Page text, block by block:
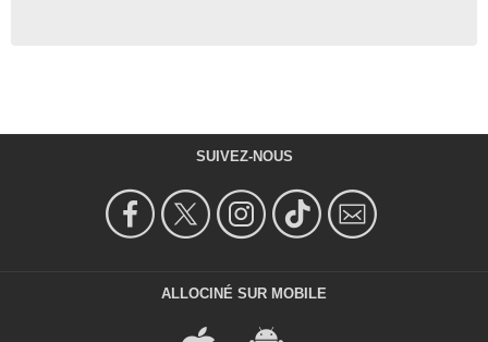
SUIVEZ-NOUS
ALLOCINÉ SUR MOBILE